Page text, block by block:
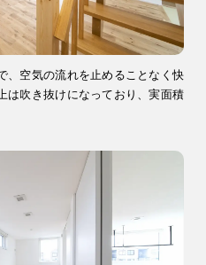
、空気の流れを止めることなく快
は吹き抜けになっており、実面積